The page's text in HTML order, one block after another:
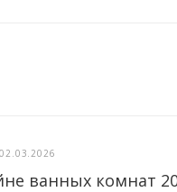
02.03.2026
ванных комнат